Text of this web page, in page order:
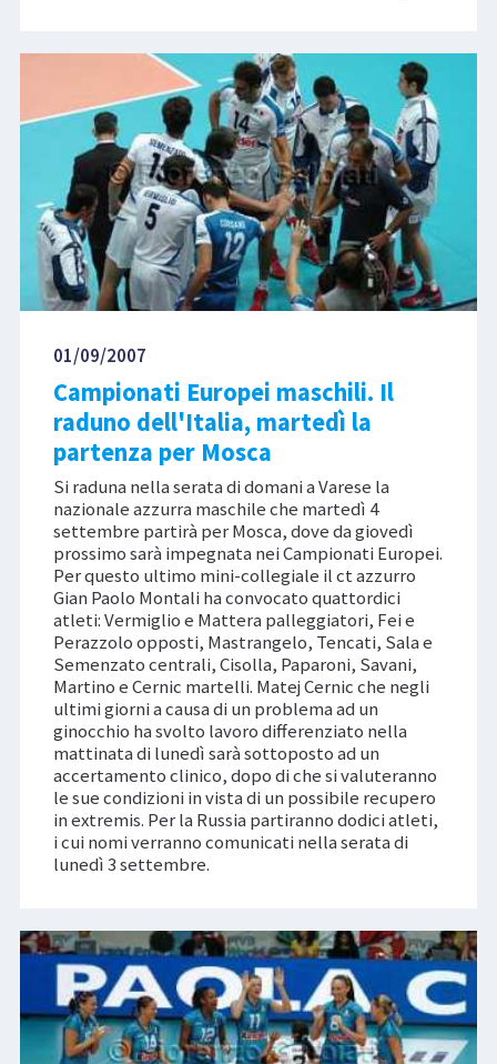
01/09/2007
Campionati Europei maschili. Il
raduno dell'Italia, martedì la
partenza per Mosca
Si raduna nella serata di domani a Varese la
nazionale azzurra maschile che martedì 4
settembre partirà per Mosca, dove da giovedì
prossimo sarà impegnata nei Campionati Europei.
Per questo ultimo mini-collegiale il ct azzurro
Gian Paolo Montali ha convocato quattordici
atleti: Vermiglio e Mattera palleggiatori, Fei e
Perazzolo opposti, Mastrangelo, Tencati, Sala e
Semenzato centrali, Cisolla, Paparoni, Savani,
Martino e Cernic martelli. Matej Cernic che negli
ultimi giorni a causa di un problema ad un
ginocchio ha svolto lavoro differenziato nella
mattinata di lunedì sarà sottoposto ad un
accertamento clinico, dopo di che si valuteranno
le sue condizioni in vista di un possibile recupero
in extremis. Per la Russia partiranno dodici atleti,
i cui nomi verranno comunicati nella serata di
lunedì 3 settembre.